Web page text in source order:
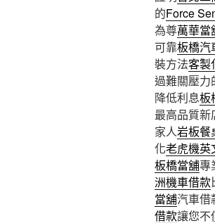
的Force
為尊萬華當
可靠板橋汽
裝方法客製
過難關壓力
降低利息板
最高品質新
家人岩板餐
化老虎機英
板橋當舖專
洲機車借款
當舖汽車借
借款讓您不